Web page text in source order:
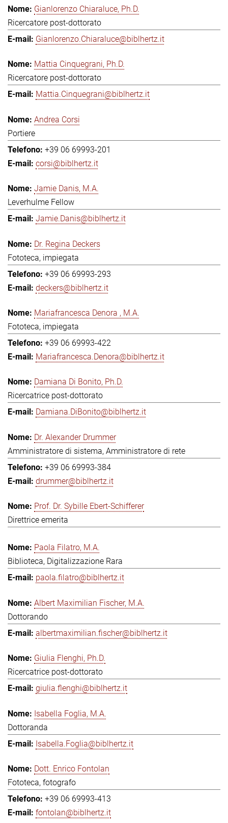
Gianlorenzo Chiaraluce, Ph.D.
Ricercatore post-dottorato
Gianlorenzo.Chiaraluce@biblhertz.it
Mattia Cinquegrani, Ph.D.
Ricercatore post-dottorato
Mattia.Cinquegrani@biblhertz.it
Andrea Corsi
Portiere
+39 06 69993-201
corsi@biblhertz.it
Jamie Danis, M.A.
Leverhulme Fellow
Jamie.Danis@biblhertz.it
Dr. Regina Deckers
Fototeca, impiegata
+39 06 69993-293
deckers@biblhertz.it
Mariafrancesca Denora , M.A.
Fototeca, impiegata
+39 06 69993-422
Mariafrancesca.Denora@biblhertz.it
Damiana Di Bonito, Ph.D.
Ricercatrice post-dottorato
Damiana.DiBonito@biblhertz.it
Dr. Alexander Drummer
Amministratore di sistema, Amministratore di rete
+39 06 69993-384
drummer@biblhertz.it
Prof. Dr. Sybille Ebert-Schifferer
Direttrice emerita
Paola Filatro, M.A.
Biblioteca, Digitalizzazione Rara
paola.filatro@biblhertz.it
Albert Maximilian Fischer, M.A.
Dottorando
albertmaximilian.fischer@biblhertz.it
Giulia Flenghi, Ph.D.
Ricercatrice post-dottorato
giulia.flenghi@biblhertz.it
Isabella Foglia, M.A.
Dottoranda
Isabella.Foglia@biblhertz.it
Dott. Enrico Fontolan
Fototeca, fotografo
+39 06 69993-413
fontolan@biblhertz.it